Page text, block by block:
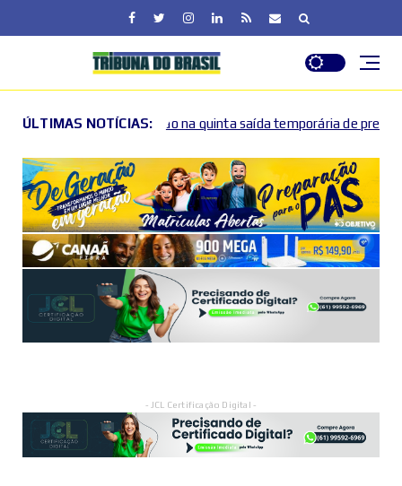
ÚLTIMAS NOTÍCIAS:
na quinta saída temporária de presos no DF 2026
- JCL Certificação Digital -